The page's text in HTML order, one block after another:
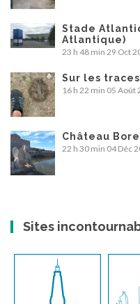
Stade
Atlantique)
23 h 48 min 29 Oct
Sur les
16 h 22 min 05 Août
Château
22 h 30 min 04 Déc
Sites